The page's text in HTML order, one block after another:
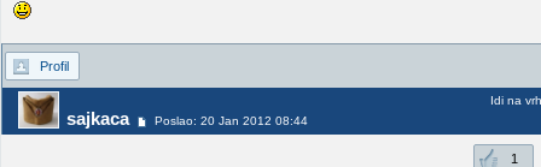
Profil
sajkaca Poslao: 20 Jan 2012 08:44
Idi na vrh
1